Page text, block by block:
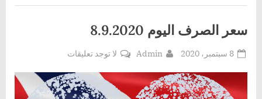
كرونة
سعر الصرف اليوم 8.9.2020
Posted
8 سبتمبر، 2020 By
Admin لا توجد تعليقاتعلى
الصرف
اليوم